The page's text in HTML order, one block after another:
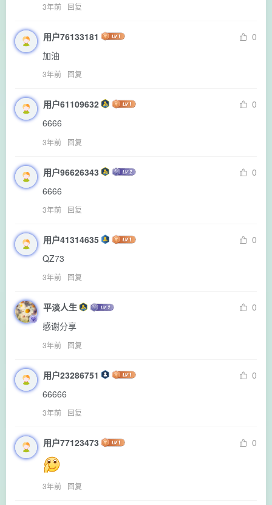
3年前 回复
用户76133181
0
加油
3年前 回复
用户61109632
0
6666
3年前 回复
用户96626343
0
6666
3年前 回复
用户41314635
0
QZ73
3年前 回复
平淡人生
0
感谢分享
3年前 回复
用户23286751
0
66666
3年前 回复
用户77123473 0
3年前 回复